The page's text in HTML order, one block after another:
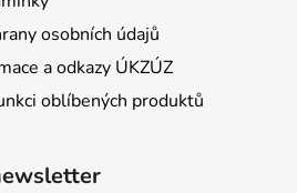
osobních údajů
a odkazy ÚKZÚZ
oblíbených produktů